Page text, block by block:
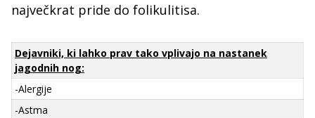
največkrat pride do folikulitisa.
Dejavniki, ki lahko prav tako vplivajo na nastanek
jagodnih nog:
-Alergije
-Astma